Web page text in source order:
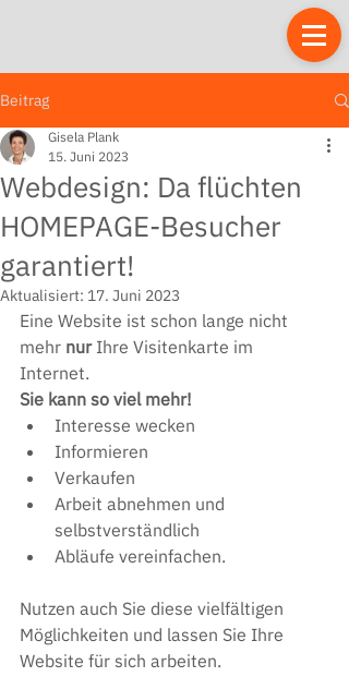
Beitrag
Webdesign: Da flüchten
HOMEPAGE-Besucher
garantiert!
Gisela Plank
15. Juni 2023
Aktualisiert: 17. Juni 2023
Eine Website ist schon lange nicht
mehr nur Ihre Visitenkarte im
Internet.
Sie kann so viel mehr!
Interesse wecken
Informieren
Verkaufen
Arbeit abnehmen und
selbstverständlich
Abläufe vereinfachen.
Nutzen auch Sie diese vielfältigen
Möglichkeiten und lassen Sie Ihre
Website für sich arbeiten.